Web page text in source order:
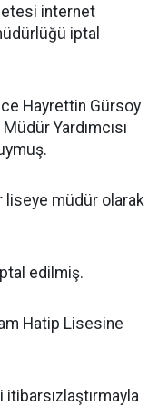
internet
iptal
Hayrettin Gürsoy
Yardımcısı
liseye müdür olarak
edilmiş.
Hatip Lisesine